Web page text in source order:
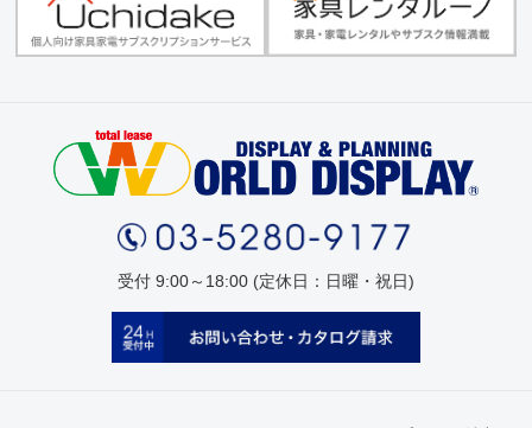
受付 9:00～18:00 (定休日：日曜・祝日)